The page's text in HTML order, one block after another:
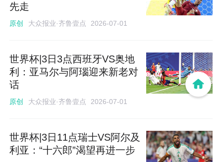
先走
原创 大众报业·齐鲁壹点 2026-07-01
世界杯|3日3点西班牙VS奥地
利：亚马尔与阿瑙迎来新老对
话
原创 大众报业·齐鲁壹点 2026-07-01
世界杯|3日11点瑞士VS阿尔及
利亚：“十六郎”渴望再进一步